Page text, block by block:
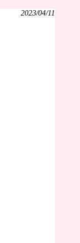
2023/04/11